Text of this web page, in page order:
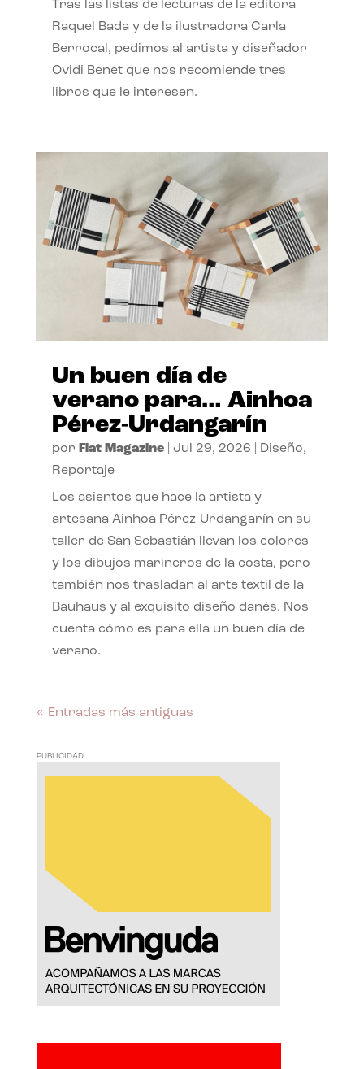
Tras las listas de lecturas de la editora
Raquel Bada y de la ilustradora Carla
Berrocal, pedimos al artista y diseñador
Ovidi Benet que nos recomiende tres
libros que le interesen.
Un buen día de
verano para… Ainhoa
Pérez-Urdangarín
por Flat Magazine| Jul 29, 2026 Diseño,
Reportaje
Los asientos que hace la artista y
artesana Ainhoa Pérez-Urdangarín en su
taller de San Sebastián llevan los colores
y los dibujos marineros de la costa, pero
también nos trasladan al arte textil de la
Bauhaus y al exquisito diseño danés. Nos
cuenta cómo es para ella un buen día de
verano.
« Entradas más antiguas
PUBLICIDAD